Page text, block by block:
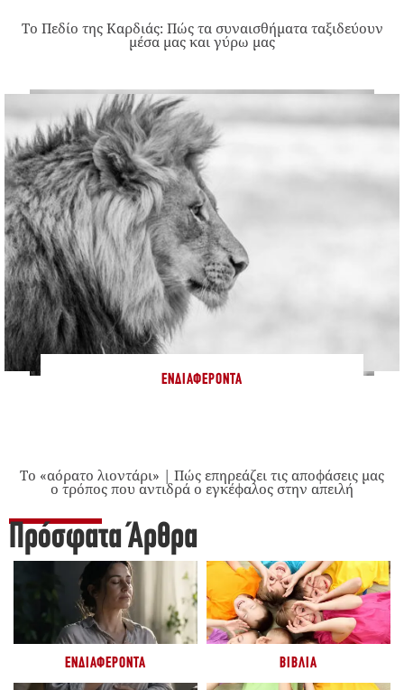
Το Πεδίο της Καρδιάς: Πώς τα συναισθήματα ταξιδεύουν
μέσα μας και γύρω μας
ΕΝΔΙΑΦΈΡΟΝΤΑ
Το «αόρατο λιοντάρι» | Πώς επηρεάζει τις αποφάσεις μας
ο τρόπος που αντιδρά ο εγκέφαλος στην απειλή
Πρόσφατα Άρθρα
ΕΝΔΙΑΦΈΡΟΝΤΑ ΒΙΒΛΊΑ